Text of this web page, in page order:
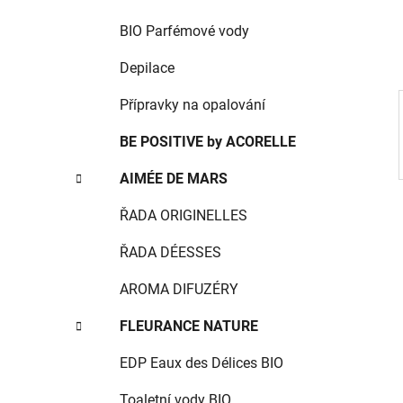
BIO Parfémové vody
Depilace
Přípravky na opalování
BE POSITIVE by ACORELLE
AIMÉE DE MARS
ŘADA ORIGINELLES
ŘADA DÉESSES
AROMA DIFUZÉRY
FLEURANCE NATURE
EDP Eaux des Délices BIO